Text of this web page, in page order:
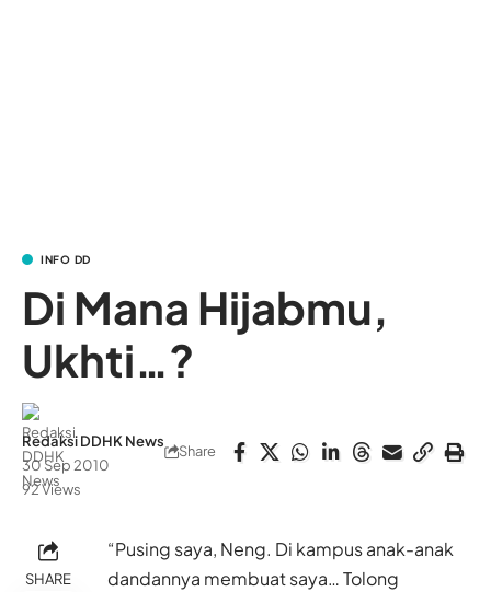
INFO DD
Di Mana Hijabmu,
Ukhti…?
Redaksi DDHK News
30 Sep 2010
92 Views
Share
SHARE
“Pusing saya, Neng. Di kampus anak-anak
dandannya membuat saya… Tolong